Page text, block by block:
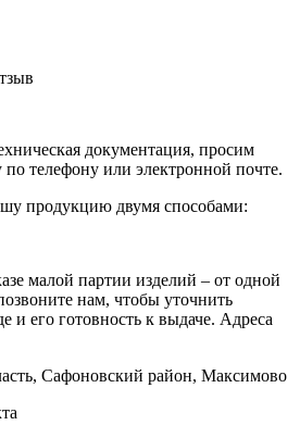
документация, просим
по телефону или электронной почте.
продукцию двумя способами:
малой партии изделий – от одной
нам, чтобы уточнить
и его готовность к выдаче. Адреса
Сафоновский район, Максимово